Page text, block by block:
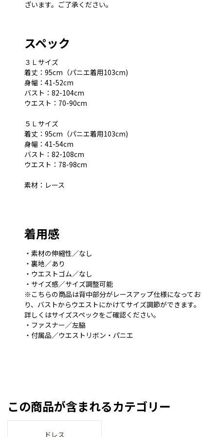
ざいます。ご了承ください。
スペック
３Ｌサイズ
着丈：95cm（パニエ着用103cm)
身幅：41-52cm
バスト：82-104cm
ウエスト：70-90cm
５Ｌサイズ
着丈：95cm（パニエ着用103cm)
身幅：41-54cm
バスト：82-108cm
ウエスト：78-98cm
素材：レース
着用感
・素材の伸縮性／なし
・裏地／あり
・ウエストゴム／なし
・サイズ感／サイズ調整可能
※こちらの商品は背中部分がレースアップ仕様になってお
り、バストからウエストにかけてサイズ調節ができます。
詳しくはサイズスペックをご確認ください。
・ファスナー／左脇
・付属品／ウエストリボン・パニエ
この商品が含まれるカテゴリー
ドレス